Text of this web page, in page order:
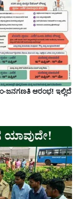
ಜನಗಣತಿ ಆರಂಭ! ಇಲ್ಲಿದೆ